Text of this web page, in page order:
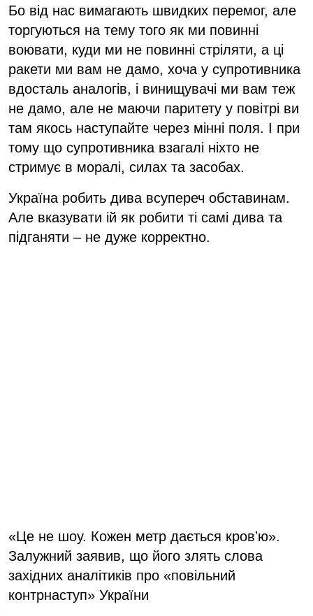
Бо від нас вимагають швидких перемог, але
торгуються на тему того як ми повинні
воювати, куди ми не повинні стріляти, а ці
ракети ми вам не дамо, хоча у супротивника
вдосталь аналогів, і винищувачі ми вам теж
не дамо, але не маючи паритету у повітрі ви
там якось наступайте через мінні поля. І при
тому що супротивника взагалі ніхто не
стримує в моралі, силах та засобах.
Україна робить дива всупереч обставинам.
Але вказувати ій як робити ті самі дива та
підганяти – не дуже корректно.
«Це не шоу. Кожен метр дається кровʼю».
Залужний заявив, що його злять слова
західних аналітиків про «повільний
контрнаступ» України